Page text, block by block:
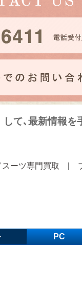
て､最新情報を
ーツ専門買取
PC